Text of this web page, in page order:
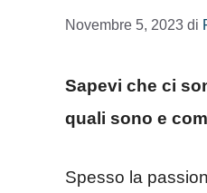
Novembre 5, 2023 di
Sapevi che ci
quali sono e
Spesso la